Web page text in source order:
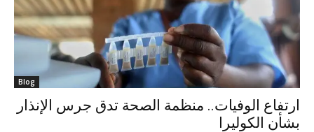
Blog
ارتفاع الوفيات.. منظمة الصحة تدق جرس الإنذار
بشأن الكوليرا